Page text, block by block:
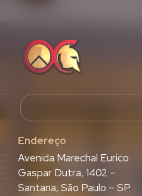
Endereço
Avenida Marechal Eurico
Gaspar Dutra, 1402 –
Santana, São Paulo – SP